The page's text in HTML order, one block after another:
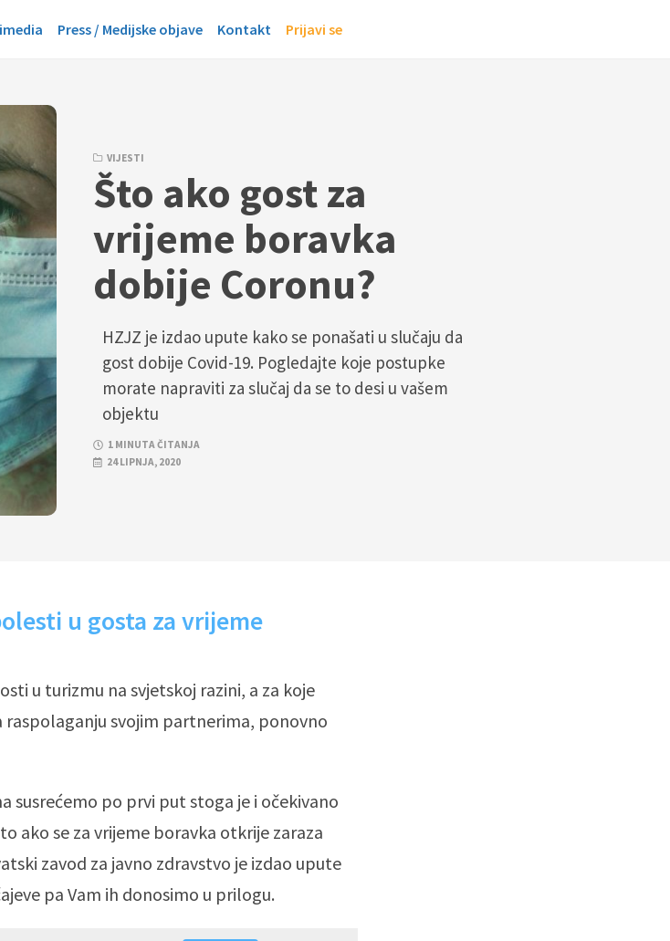
Press / Medijske objave Kontakt Prijavi se
VIJESTI
Što ako gost za
vrijeme boravka
dobije Coronu?
HZJZ je izdao upute kako se ponašati u slučaju da
gost dobije Covid-19. Pogledajte koje postupke
morate napraviti za slučaj da se to desi u vašem
objektu
1 MINUTA ČITANJA
24 LIPNJA, 2020
u gosta za vrijeme
u turizmu na svjetskoj razini, a za koje
raspolaganju svojim partnerima, ponovno
susrećemo po prvi put stoga je i očekivano
ako se za vrijeme boravka otkrije zaraza
zavod za javno zdravstvo je izdao upute
pa Vam ih donosimo u prilogu.